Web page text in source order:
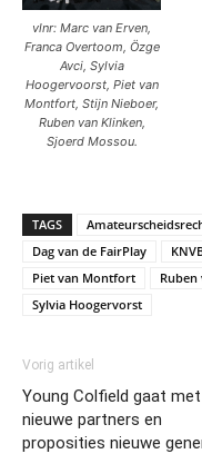
vlnr: Marc van Erven,
Franca Overtoom, Özge
Avci, Sylvia
Hoogervoorst, Piet van
Montfort, Stijn Nieboer,
Ruben van Klinken,
Sjoerd Mossou.
TAGS
Dag van de FairPlay
Piet van Montfort
Ruben
Sylvia Hoogervorst
Vorig artikel
Young Colfield gaat met
nieuwe partners en
proposities nieuwe